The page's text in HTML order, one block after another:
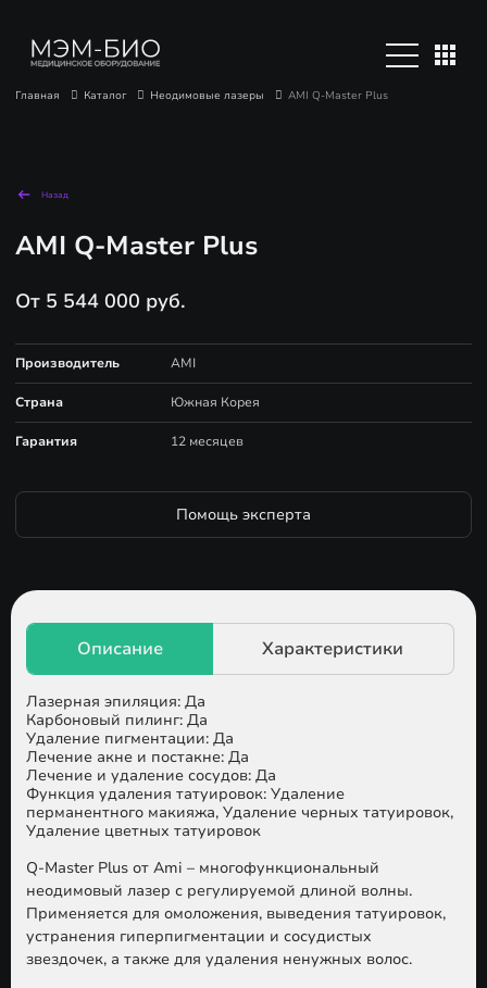
Главная Каталог Неодимовые лазеры AMI Q-Master Plus
Назад
AMI Q-Master Plus
От 5 544 000 руб.
Производитель AMI
Страна Южная Корея
Гарантия 12 месяцев
Помощь эксперта
Лазерная эпиляция: Да
Карбоновый пилинг: Да
Удаление пигментации: Да
Лечение акне и постакне: Да
Лечение и удаление сосудов: Да
Функция удаления татуировок: Удаление
перманентного макияжа, Удаление черных татуировок,
Удаление цветных татуировок
Q-Master Plus от Ami – многофункциональный
неодимовый лазер с регулируемой длиной волны.
Применяется для омоложения, выведения татуировок,
устранения гиперпигментации и сосудистых
звездочек, а также для удаления ненужных волос.